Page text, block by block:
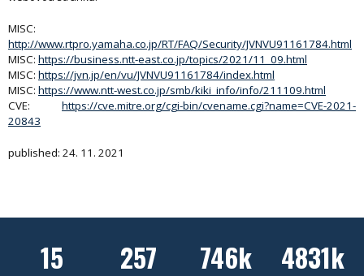
MISC:
http://www.rtpro.yamaha.co.jp/RT/FAQ/Security/JVNVU91161784.html
MISC: https://business.ntt-east.co.jp/topics/2021/11_09.html
MISC: https://jvn.jp/en/vu/JVNVU91161784/index.html
MISC: https://www.ntt-west.co.jp/smb/kiki_info/info/211109.html
CVE: https://cve.mitre.org/cgi-bin/cvename.cgi?name=CVE-2021-
20843
published: 24. 11. 2021
15 257 746k 4831k